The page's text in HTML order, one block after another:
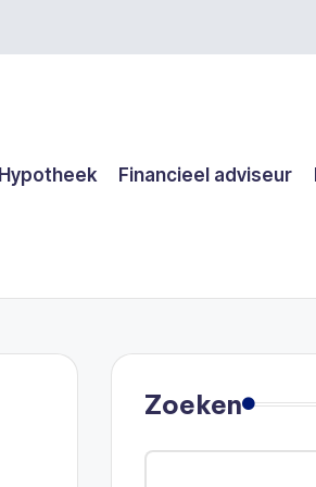
Hypotheek Financieel adviseur
Zoeken